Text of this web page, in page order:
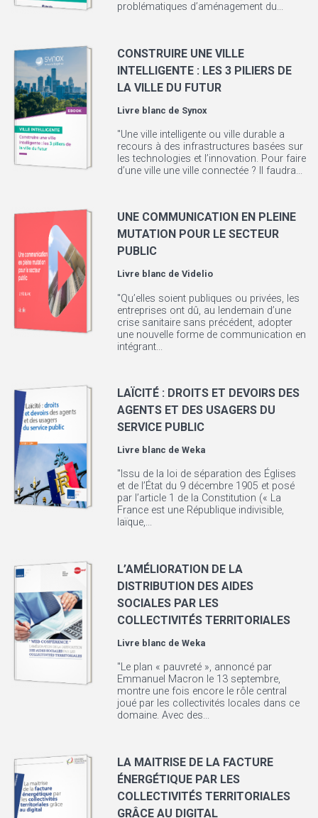
problématiques d’aménagement du...
CONSTRUIRE UNE VILLE
INTELLIGENTE : LES 3 PILIERS DE
LA VILLE DU FUTUR
Livre blanc de Synox
"Une ville intelligente ou ville durable a
recours à des infrastructures basées sur
les technologies et l’innovation. Pour faire
d’une ville une ville connectée ? Il faudra...
UNE COMMUNICATION EN PLEINE
MUTATION POUR LE SECTEUR
PUBLIC
Livre blanc deVidelio
"Qu’elles soient publiques ou privées, les
entreprises ont dû, au lendemain d’une
crise sanitaire sans précédent, adopter
une nouvelle forme de communication en
intégrant...
LAÏCITÉ : DROITS ET DEVOIRS DES
AGENTS ET DES USAGERS DU
SERVICE PUBLIC
Livre blanc deWeka
"Issu de la loi de séparation des Églises
et de l’État du 9 décembre 1905 et posé
par l’article 1 de la Constitution (« La
France est une République indivisible,
laïque,...
L’AMÉLIORATION DE LA
DISTRIBUTION DES AIDES
SOCIALES PAR LES
COLLECTIVITÉS TERRITORIALES
Livre blanc deWeka
"Le plan « pauvreté », annoncé par
Emmanuel Macron le 13 septembre,
montre une fois encore le rôle central
joué par les collectivités locales dans ce
domaine. Avec des...
LA MAITRISE DE LA FACTURE
ÉNERGÉTIQUE PAR LES
COLLECTIVITÉS TERRITORIALES
GRÂCE AU DIGITAL